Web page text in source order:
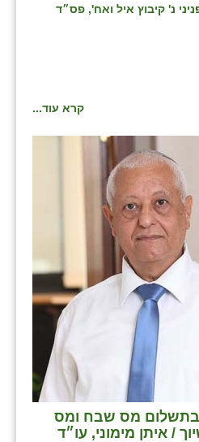
20-63638-07 פניני נ' קיבוץ איל ואח', פס״ד
קרא עוד...
בתשלום מס שבח ומס
/ איתן מימוני, עו״ד